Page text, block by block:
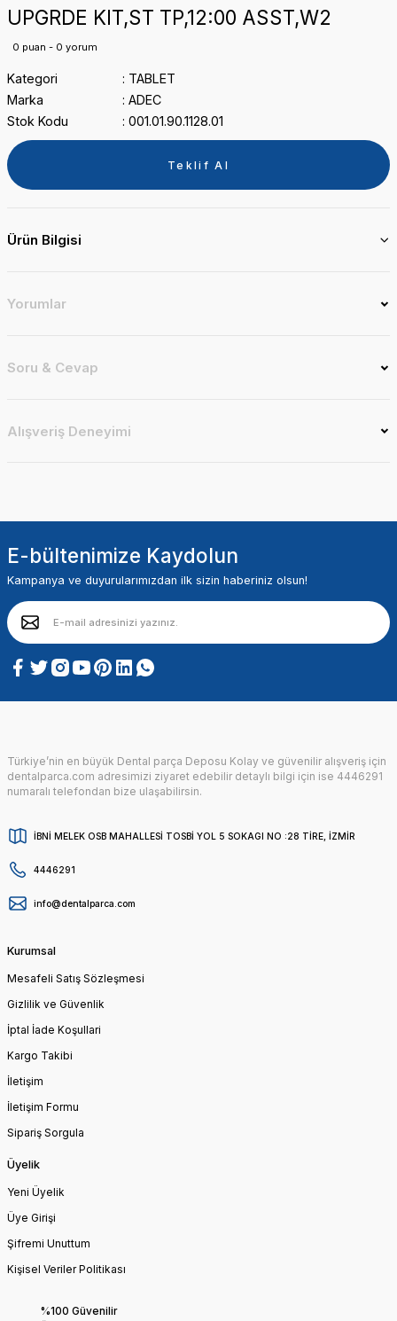
UPGRDE KIT,ST TP,12:00 ASST,W2
0 puan - 0 yorum
Kategori
TABLET
Marka
ADEC
Stok Kodu
001.01.90.1128.01
Teklif Al
Ürün Bilgisi
Yorumlar
Soru & Cevap
Alışveriş Deneyimi
E-bültenimize Kaydolun
Kampanya ve duyurularımızdan ilk sizin haberiniz olsun!
Türkiye’nin en büyük Dental parça Deposu Kolay ve güvenilir alışveriş için
dentalparca.com adresimizi ziyaret edebilir detaylı bilgi için ise 4446291
numaralı telefondan bize ulaşabilirsin.
İBNİ MELEK OSB MAHALLESİ TOSBİ YOL 5 SOKAGI NO :28 TİRE, İZMİR
4446291
info@dentalparca.com
Kurumsal
Mesafeli Satış Sözleşmesi
Gizlilik ve Güvenlik
İptal İade Koşullari
Kargo Takibi
İletişim
İletişim Formu
Sipariş Sorgula
Üyelik
Yeni Üyelik
Üye Girişi
Şifremi Unuttum
Kişisel Veriler Politikası
%100 Güvenilir